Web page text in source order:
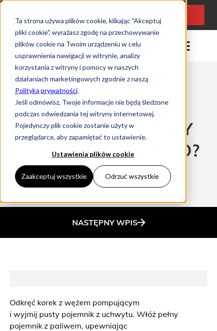
Ta strona używa plików cookie, klikając "Akceptuj
pliki cookie", wyrażasz zgodę na przechowywanie
plików cookie na Twoim urządzeniu w celu
usprawnienia nawigacji w witrynie, analizy
korzystania z witryny i pomocy w naszych
działaniach marketingowych zgodnie z naszą
Polityką prywatności.
Jeśli odmówisz, Twoje informacje nie będą śledzone
podczas odwiedzania tej witryny internetowej.
Pojedynczy plik cookie zostanie użyty w
przeglądarce, aby zapamiętać to ustawienie.
Ustawienia plików cookie
Zaakceptuj wszystkie Odrzuć wszystkie
PROJEKTOWA
Czas czytania: 0 minuty
13/12/2024
JAK WYMIENIĆ PUSTY
POJEMNIK NA PALIWO?
Home Jak wymienić pusty pojemnik na paliwo?
NASTĘPNYWPIS
Odkręć korek z wężem pompującym
i wyjmij pusty pojemnik z uchwytu. Włóż pełny
pojemnik z paliwem, upewniając